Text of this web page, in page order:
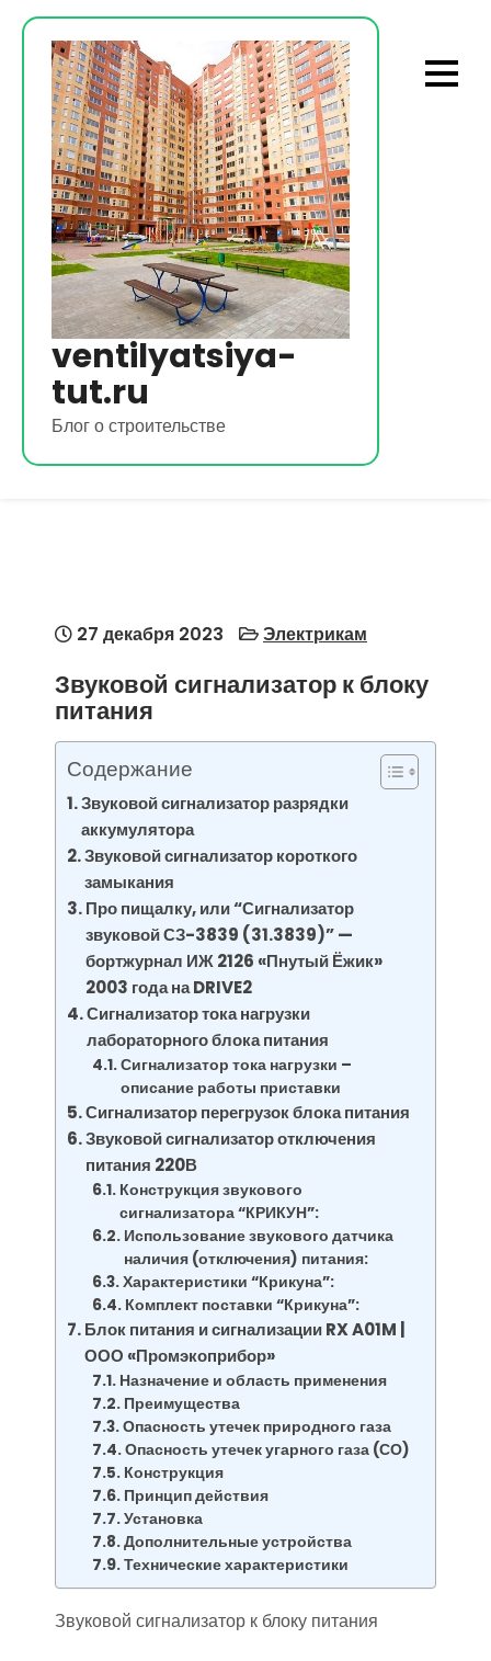
Перейти
содержимому
ventilyatsiya-
tut.ru
Блог о строительстве
27 декабря 2023 Электрикам
Звуковой сигнализатор к блоку
питания
Содержание
Звуковой сигнализатор разрядки
аккумулятора
Звуковой сигнализатор короткого
замыкания
Про пищалку, или “Сигнализатор
звуковой СЗ-3839 (31.3839)” —
бортжурнал ИЖ 2126 «Пнутый Ёжик»
2003 года на DRIVE2
Сигнализатор тока нагрузки
лабораторного блока питания
Сигнализатор тока нагрузки –
описание работы приставки
Сигнализатор перегрузок блока питания
Звуковой сигнализатор отключения
питания 220В
Конструкция звукового
сигнализатора “КРИКУН”:
Использование звукового датчика
наличия (отключения) питания:
Характеристики “Крикуна”:
Комплект поставки “Крикуна”:
Блок питания и сигнализации RX A01M |
ООО «Промэкоприбор»
Назначение и область применения
Преимущества
Опасность утечек природного газа
Опасность утечек угарного газа (СО)
Конструкция
Принцип действия
Установка
Дополнительные устройства
Технические характеристики
Звуковой сигнализатор к блоку питания